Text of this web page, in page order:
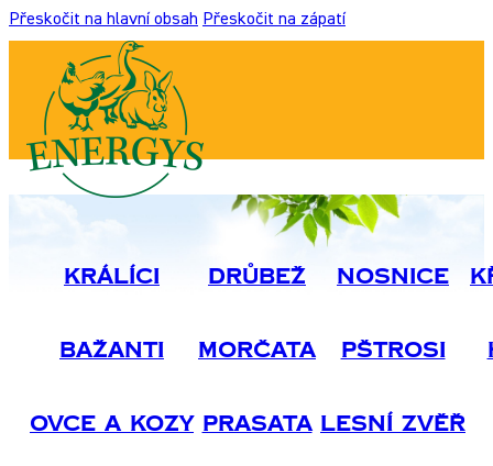
Přeskočit na hlavní obsah Přeskočit na zápatí
Králíci Drůbež Nosnice
Bažanti Morčata Pštrosi
Ovce A Kozy Prasata Lesní Zvěř